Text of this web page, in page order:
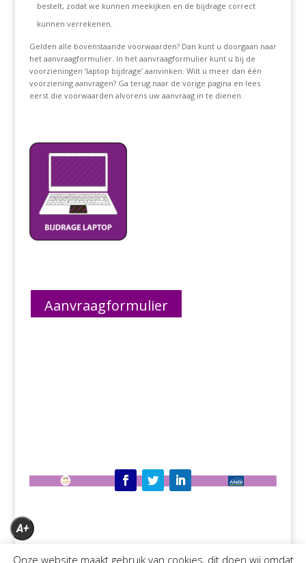
bestelt, zodat we kunnen meekijken en de bijdrage correct
kunnen verrekenen.
Gelden alle bovenstaande voorwaarden? Dan kunt u doorgaan naar
het aanvraagformulier. In het aanvraagformulier kunt u bij de
voorzieningen ‘laptop bijdrage’ aanvinken. Wilt u meer dan één
voorziening aanvragen? Ga terug naar de vorige pagina en lees
eerst die voorwaarden alvorens uw aanvraag in te dienen.
Aanvraagformulier
Onze website maakt gebruik van cookies, dit doen wij omdat
A+
A